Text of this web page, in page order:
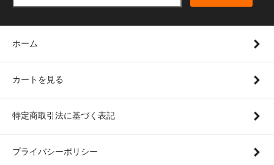
ホーム
カートを見る
特定商取引法に基づく表記
プライバシーポリシー